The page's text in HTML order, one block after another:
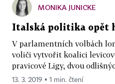
MONIKA JUNICKE
Italská politika opět
V parlamentních volbách
voliči vytvořit koa­lici
pravicové Ligy, dvou
13. 3. 2019 ▪ 1 min. čtení